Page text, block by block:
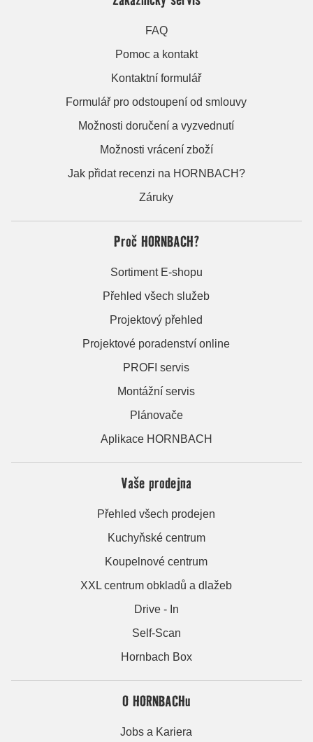
FAQ
Pomoc a kontakt
Kontaktní formulář
Formulář pro odstoupení od smlouvy
Možnosti doručení a vyzvednutí
Možnosti vrácení zboží
Jak přidat recenzi na HORNBACH?
Záruky
Proč HORNBACH?
Sortiment E-shopu
Přehled všech služeb
Projektový přehled
Projektové poradenství online
PROFI servis
Montážní servis
Plánovače
Aplikace HORNBACH
Vaše prodejna
Přehled všech prodejen
Kuchyňské centrum
Koupelnové centrum
XXL centrum obkladů a dlažeb
Drive - In
Self-Scan
Hornbach Box
O HORNBACHu
Jobs a Kariera